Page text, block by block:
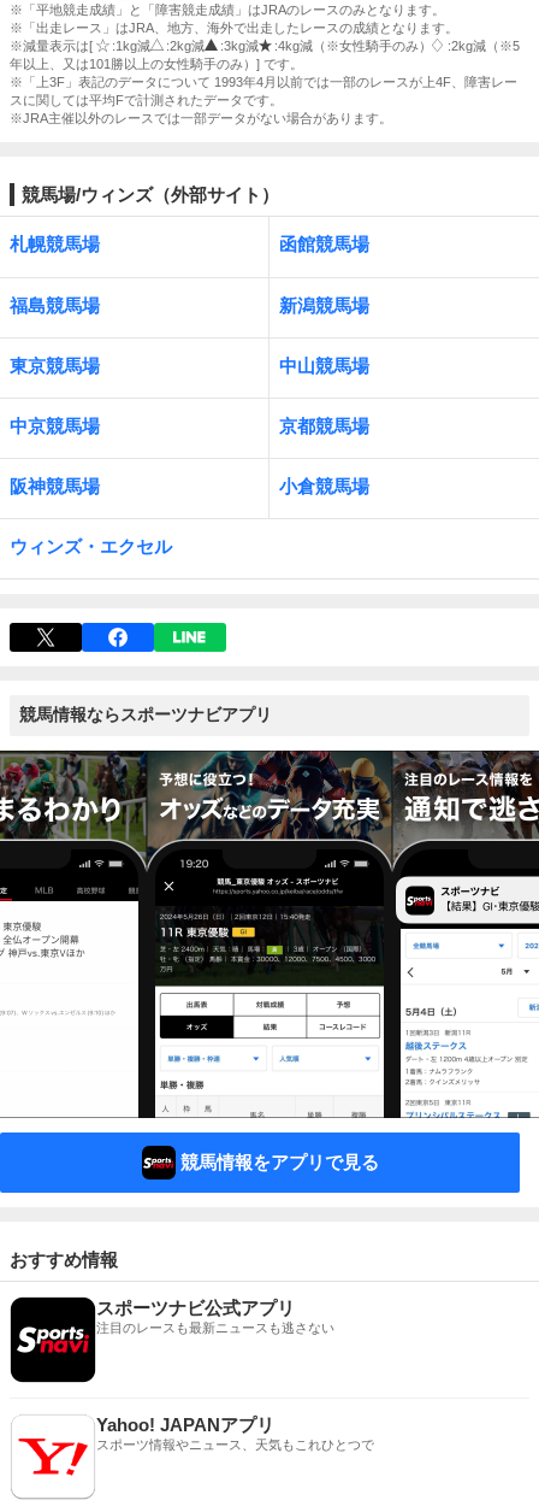
※「平地競走成績」と「障害競走成績」はJRAのレースのみとなります。
※「出走レース」はJRA、地方、海外で出走したレースの成績となります。
※減量表示は[
:1kg減 :2kg減 :3kg減 :4kg減（※女性騎手のみ）
:2kg減（※5
年以上、又は101勝以上の女性騎手のみ）] です。
※「上3F」表記のデータについて 1993年4月以前では一部のレースが上4F、障害レー
スに関しては平均Fで計測されたデータです。
※JRA主催以外のレースでは一部データがない場合があります。
競馬場/ウィンズ（外部サイト）
札幌競馬場 函館競馬場
福島競馬場 新潟競馬場
東京競馬場 中山競馬場
中京競馬場 京都競馬場
阪神競馬場 小倉競馬場
ウィンズ・エクセル
競馬情報ならスポーツナビアプリ
競馬情報をアプリで見る
おすすめ情報
スポーツナビ公式アプリ
注目のレースも最新ニュースも逃さない
Yahoo! JAPANアプリ
スポーツ情報やニュース、天気もこれひとつで